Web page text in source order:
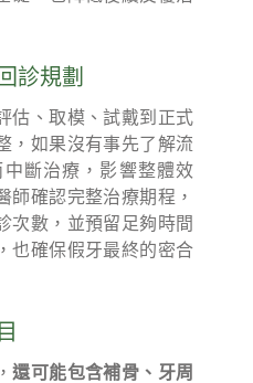
診規劃
估、取模、試戴到正式
，如果沒有事先了解流
斷治療，影響整體效
師確認完整治療期程，
次數，並預留足夠時間
也確保假牙最終的密合
還可能包含補骨、牙周